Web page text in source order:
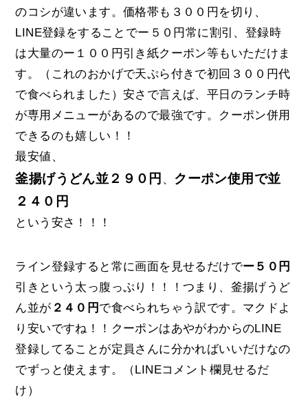
のコシが違います。価格帯も３００円を切り、
LINE登録をすることでー５０円常に割引、登録時
は大量のー１００円引き紙クーポン等もいただけま
す。（これのおかげで天ぷら付きで初回３００円代
で食べられました）安さで言えば、平日のランチ時
が専用メニューがあるので最強です。クーポン併用
できるのも嬉しい！！
最安値、
釜揚げうどん並２９０円 、 クーポン使用で並
２４０円
という安さ！！！
ライン登録すると常に画面を見せるだけでー５０円
引きという太っ腹っぷり！！！つまり、釜揚げうど
ん並が ２４０円 で食べられちゃう訳です。マクドよ
り安いですね！！クーポンはあやがわからのLINE
登録してることが定員さんに分かればいいだけなの
でずっと使えます。（LINEコメント欄見せるだ
け）